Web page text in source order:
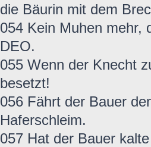
die Bäurin mit dem
054 Kein Muhen mehr,
DEO.
055 Wenn der Knecht
besetzt!
056 Fährt der Bauer
Haferschleim.
057 Hat der Bauer